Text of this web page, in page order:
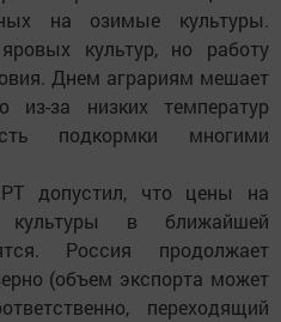
на озимые культуры.
культур, но работу
Днем аграриям мешает
за низких температур
подкормки многими
РТ допустил, что цены на
в ближайшей
Россия продолжает
(объем экспорта может
переходящий